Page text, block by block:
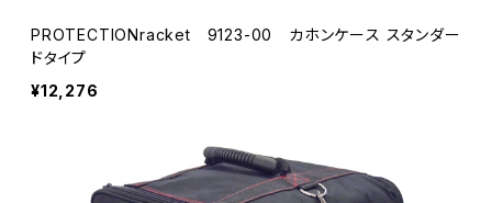
PROTECTIONracket 9123-00 カホンケース スタンダー
ドタイプ
¥12,276